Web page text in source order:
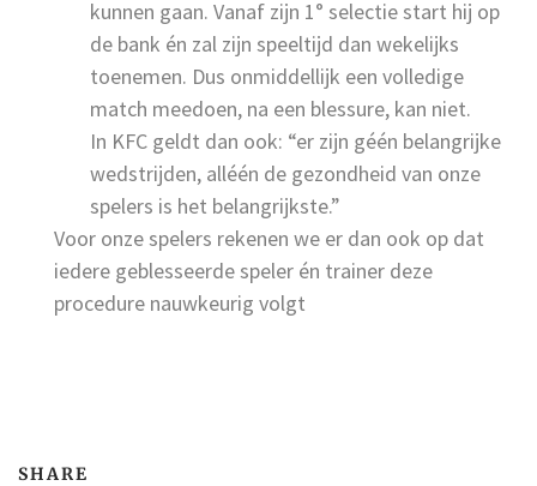
kunnen gaan. Vanaf zijn 1° selectie start hij op
de bank én zal zijn speeltijd dan wekelijks
toenemen. Dus onmiddellijk een volledige
match meedoen, na een blessure, kan niet.
In KFC geldt dan ook: “er zijn géén belangrijke
wedstrijden, alléén de gezondheid van onze
spelers is het belangrijkste.”
Voor onze spelers rekenen we er dan ook op dat
iedere geblesseerde speler én trainer deze
procedure nauwkeurig volgt
SHARE